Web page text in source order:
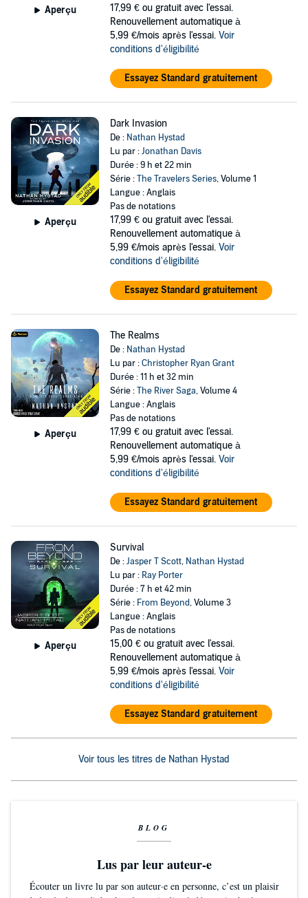
Aperçu 17,99 € ou gratuit avec l'essai.
Renouvellement automatique à
5,99 €/mois après l'essai. Voir
conditions d'éligibilité
Essayez Standard gratuitement
Aperçu
Dark Invasion
De : Nathan Hystad
Lu par :Jonathan Davis
Durée : 9 h et 22 min
Série :The Travelers Series, Volume 1
Langue : Anglais
Pas de notations
17,99 € ou gratuit avec l'essai.
Renouvellement automatique à
5,99 €/mois après l'essai. Voir
conditions d'éligibilité
Essayez Standard gratuitement
Aperçu
The Realms
De : Nathan Hystad
Lu par :Christopher Ryan Grant
Durée : 11 h et 32 min
Série :The River Saga, Volume 4
Langue : Anglais
Pas de notations
17,99 € ou gratuit avec l'essai.
Renouvellement automatique à
5,99 €/mois après l'essai. Voir
conditions d'éligibilité
Essayez Standard gratuitement
Aperçu
Survival
De :Jasper T Scott, Nathan Hystad
Lu par : Ray Porter
Durée : 7 h et 42 min
Série : From Beyond, Volume 3
Langue : Anglais
Pas de notations
15,00 € ou gratuit avec l'essai.
Renouvellement automatique à
5,99 €/mois après l'essai. Voir
conditions d'éligibilité
Essayez Standard gratuitement
Voir tous les titres de Nathan Hystad
BLOG
Lus par leur auteur-e
Écouter un livre lu par son auteur·e en personne, c’est un plaisir